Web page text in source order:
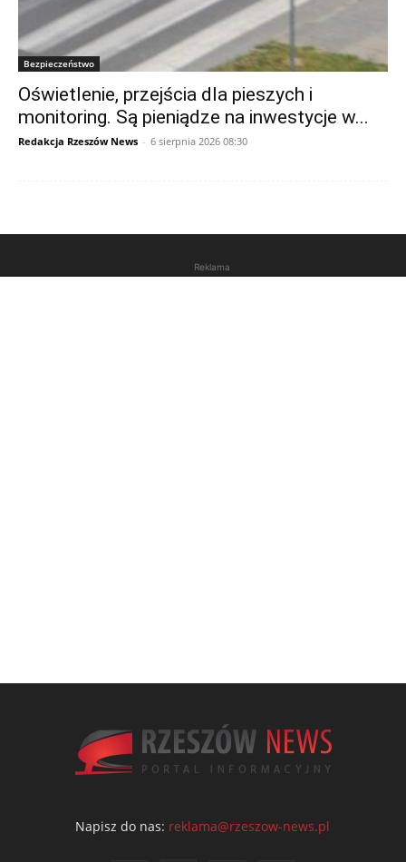
Bezpieczeństwo
Oświetlenie, przejścia dla pieszych i
monitoring. Są pieniądze na inwestycje w...
Redakcja Rzeszów News - 6 sierpnia 2026 08:30
Reklama
Napisz do nas: reklama@rzeszow-news.pl